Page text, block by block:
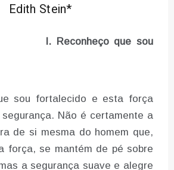
Edith Stein*
I. Reconheço que sou
sou fortalecido e esta força
Não é certamente a
de si mesma do homem que,
força, se mantém de pé sobre
a segurança suave e alegre